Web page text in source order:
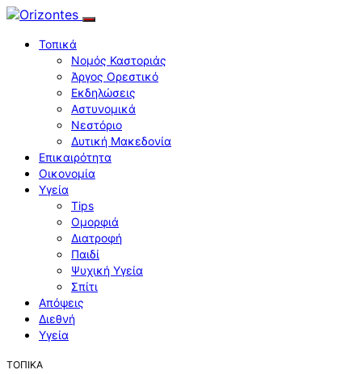
Τοπικά
Νομός Καστοριάς
Άργος Ορεστικό
Εκδηλώσεις
Αστυνομικά
Νεστόριο
Δυτική Μακεδονία
Επικαιρότητα
Οικονομία
Υγεία
Tips
Ομορφιά
Διατροφή
Παιδί
Ψυχική Υγεία
Σπίτι
Απόψεις
Διεθνή
Υγεία
ΤΟΠΙΚΑ